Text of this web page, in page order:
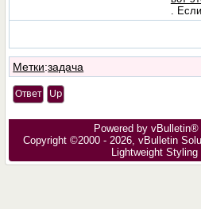
.
Метки:задача
Ответ Up
Powered by
Copyright ©2000 - 2026, vBulletin
Lightweight